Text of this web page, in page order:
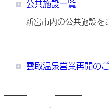
公共施設一覧
新宮市内の公共施設を
雲取温泉営業再開の